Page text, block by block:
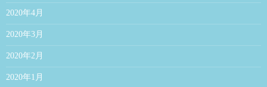
2020年4月
2020年3月
2020年2月
2020年1月